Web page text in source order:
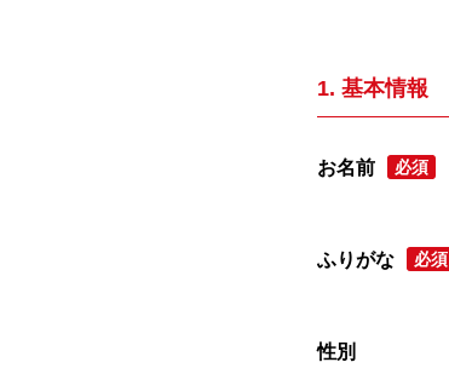
1. 基本情報
お名前 必須
ふりがな 必須
性別